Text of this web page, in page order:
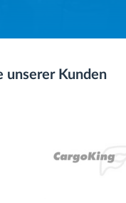
unserer Kunden